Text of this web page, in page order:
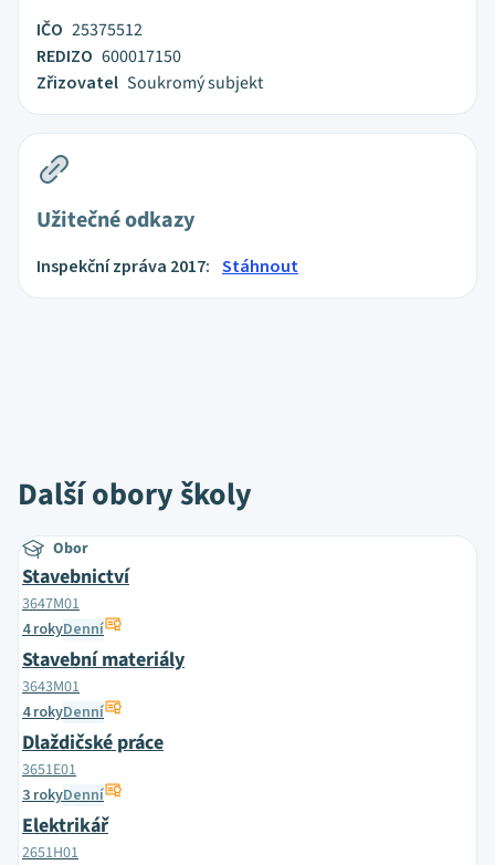
IČO 25375512
REDIZO 600017150
Zřizovatel Soukromý subjekt
Užitečné odkazy
Inspekční zpráva 2017: Stáhnout
Další obory školy
Obor
Stavebnictví
3647M01
4 rokyDenní
Stavební materiály
3643M01
4 rokyDenní
Dlaždičské práce
3651E01
3 rokyDenní
Elektrikář
2651H01